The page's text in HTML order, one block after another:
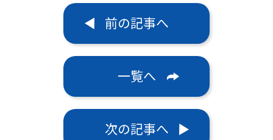
前の記事へ
一覧へ
次の記事へ